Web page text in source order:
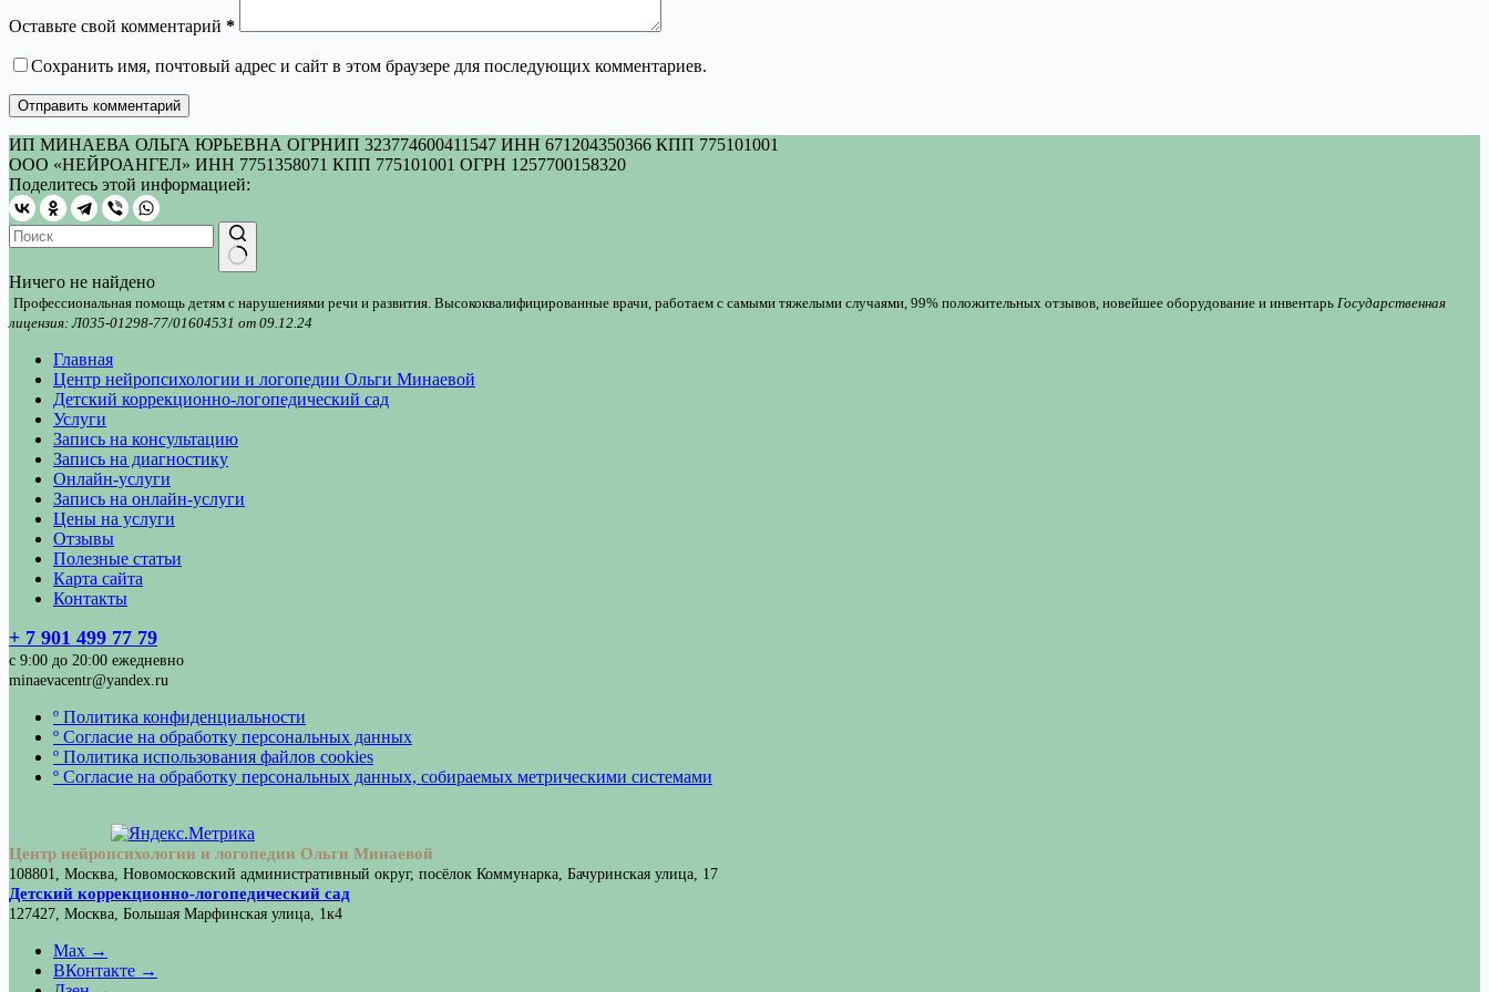
Оставьте свой комментарий *
Сохранить имя, почтовый адрес и сайт в этом браузере для последующих комментариев.
Отправить комментарий
ИП МИНАЕВА ОЛЬГА ЮРЬЕВНА ОГРНИП 323774600411547 ИНН 671204350366 КПП 775101001
ООО «НЕЙРОАНГЕЛ» ИНН 7751358071 КПП 775101001 ОГРН 1257700158320
Поделитесь этой информацией:
Ничего не найдено
Профессиональная помощь детям с нарушениями речи и развития. Высококвалифицированные врачи, работаем с самыми тяжелыми случаями, 99% положительных отзывов, новейшее оборудование и инвентарь Государственная
лицензия: Л035-01298-77/01604531 от 09.12.24
Главная
Центр нейропсихологии и логопедии Ольги Минаевой
Детский коррекционно-логопедический сад
Услуги
Запись на консультацию
Запись на диагностику
Онлайн-услуги
Запись на онлайн-услуги
Цены на услуги
Отзывы
Полезные статьи
Карта сайта
Контакты
+ 7 901 499 77 79
с 9:00 до 20:00 ежедневно
minaevacentr@yandex.ru
º Политика конфиденциальности
º Согласие на обработку персональных данных
º Политика использования файлов cookies
º Согласие на обработку персональных данных, собираемых метрическими системами
Центр нейропсихологии и логопедии Ольги Минаевой
108801, Москва, Новомосковский административный округ, посёлок Коммунарка, Бачуринская улица, 17
Детский коррекционно-логопедический сад
127427, Москва, Большая Марфинская улица, 1к4
Max →
ВКонтакте →